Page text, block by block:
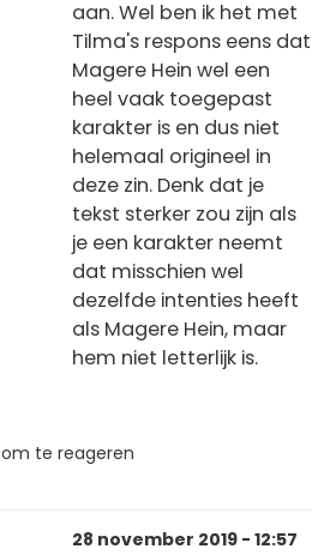
aan. Wel ben ik het met
Tilma's respons eens dat
Magere Hein wel een
heel vaak toegepast
karakter is en dus niet
helemaal origineel in
deze zin. Denk dat je
tekst sterker zou zijn als
je een karakter neemt
dat misschien wel
dezelfde intenties heeft
als Magere Hein, maar
hem niet letterlijk is.
om te reageren
28 november 2019 - 12:57